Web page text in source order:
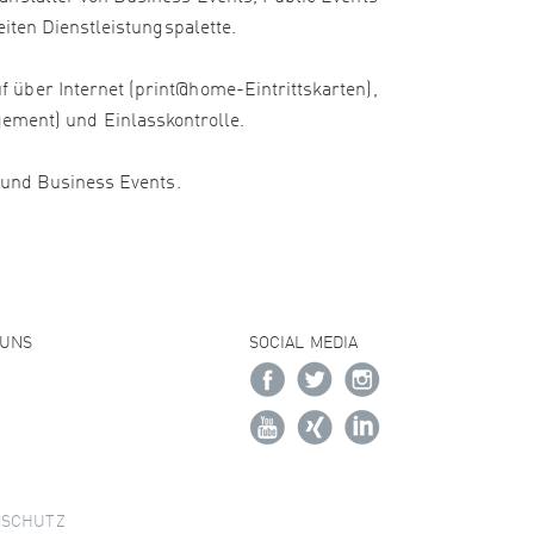
Dienstleistungspalette.
über Internet (print@home-Eintrittskarten),
und Einlasskontrolle.
Business Events.
SOCIAL MEDIA